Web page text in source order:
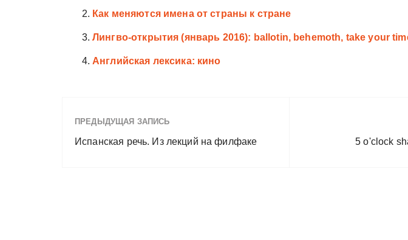
Как меняются имена от страны к стране
Лингво-открытия (январь 2016): ballotin, behemoth, take your
Английская лексика: кино
ПРЕДЫДУЩАЯ ЗАПИСЬ
Испанская речь. Из лекций на филфаке 5 o'clock